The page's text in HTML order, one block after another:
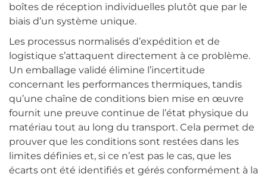
boîtes de réception individuelles plutôt que par le
biais d’un système unique.
Les processus normalisés d’expédition et de
logistique s’attaquent directement à ce problème.
Un emballage validé élimine l’incertitude
concernant les performances thermiques, tandis
qu’une chaîne de conditions bien mise en œuvre
fournit une preuve continue de l’état physique du
matériau tout au long du transport. Cela permet de
prouver que les conditions sont restées dans les
limites définies et, si ce n’est pas le cas, que les
écarts ont été identifiés et gérés conformément à la